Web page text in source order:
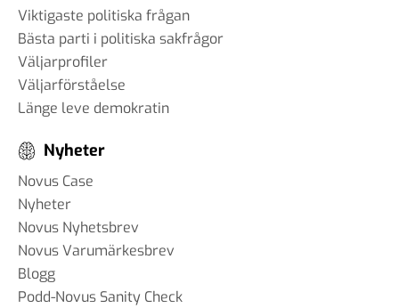
Viktigaste politiska frågan
Bästa parti i politiska sakfrågor
Väljarprofiler
Väljarförståelse
Länge leve demokratin
Nyheter
Novus Case
Nyheter
Novus Nyhetsbrev
Novus Varumärkesbrev
Blogg
Podd-Novus Sanity Check